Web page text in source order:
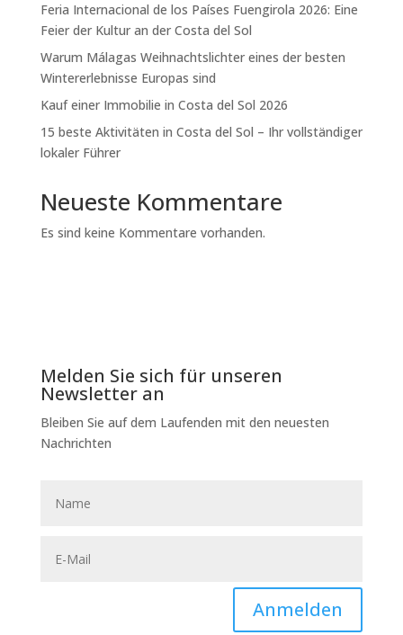
Feria Internacional de los Países Fuengirola 2026: Eine
Feier der Kultur an der Costa del Sol
Warum Málagas Weihnachtslichter eines der besten
Wintererlebnisse Europas sind
Kauf einer Immobilie in Costa del Sol 2026
15 beste Aktivitäten in Costa del Sol – Ihr vollständiger
lokaler Führer
Neueste Kommentare
Es sind keine Kommentare vorhanden.
Melden Sie sich für unseren
Newsletter an
Bleiben Sie auf dem Laufenden mit den neuesten
Nachrichten
Anmelden